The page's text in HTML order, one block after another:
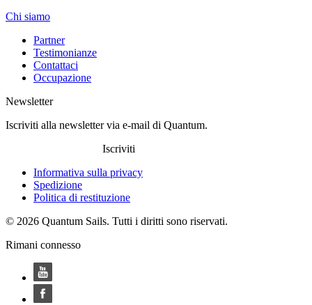
Chi siamo
Partner
Testimonianze
Contattaci
Occupazione
Newsletter
Iscriviti alla newsletter via e-mail di Quantum.
Iscriviti
Informativa sulla privacy
Spedizione
Politica di restituzione
© 2026 Quantum Sails. Tutti i diritti sono riservati.
Rimani connesso